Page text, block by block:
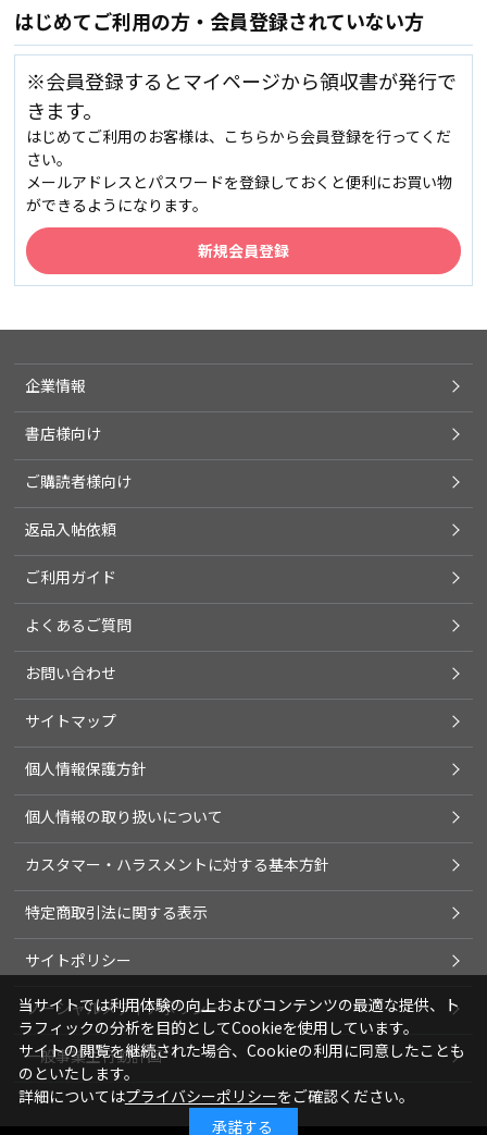
はじめてご利用の方・会員登録されていない方
※会員登録するとマイページから領収書が発行で
きます。
はじめてご利用のお客様は、こちらから会員登録を行ってくだ
さい。
メールアドレスとパスワードを登録しておくと便利にお買い物
ができるようになります。
企業情報
書店様向け
ご購読者様向け
返品入帖依頼
ご利用ガイド
よくあるご質問
お問い合わせ
サイトマップ
個人情報保護方針
個人情報の取り扱いについて
カスタマー・ハラスメントに対する基本方針
特定商取引法に関する表示
サイトポリシー
ソーシャルメディアポリシー
一般事業主行動計画
当サイトでは利用体験の向上およびコンテンツの最適な提供、ト
ラフィックの分析を目的としてCookieを使用しています。
サイトの閲覧を継続された場合、Cookieの利用に同意したことも
のといたします。
詳細についてはプライバシーポリシーをご確認ください。
承諾する